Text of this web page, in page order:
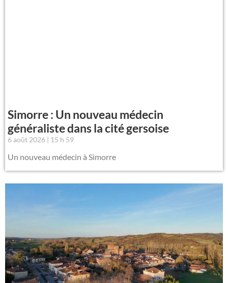
Simorre : Un nouveau médecin
généraliste dans la cité gersoise
6 août 2026 15 h 59
Un nouveau médecin à Simorre